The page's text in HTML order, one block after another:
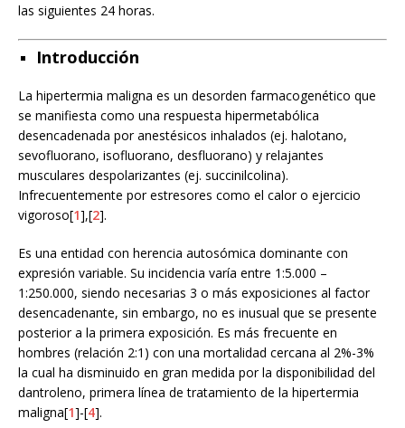
las siguientes 24 horas.
Introducción
La hipertermia maligna es un desorden farmacogenético que
se manifiesta como una respuesta hipermetabólica
desencadenada por anestésicos inhalados (ej. halotano,
sevofluorano, isofluorano, desfluorano) y relajantes
musculares despolarizantes (ej. succinilcolina).
Infrecuentemente por estresores como el calor o ejercicio
vigoroso[1],[2].
Es una entidad con herencia autosómica dominante con
expresión variable. Su incidencia varía entre 1:5.000 –
1:250.000, siendo necesarias 3 o más exposiciones al factor
desencadenante, sin embargo, no es inusual que se presente
posterior a la primera exposición. Es más frecuente en
hombres (relación 2:1) con una mortalidad cercana al 2%-3%
la cual ha disminuido en gran medida por la disponibilidad del
dantroleno, primera línea de tratamiento de la hipertermia
maligna[1]-[4].